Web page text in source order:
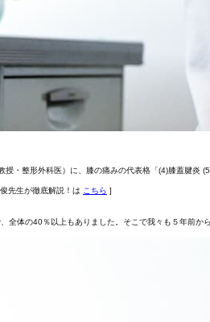
・整形外科医）に、膝の痛みの代表格「(4)膝蓋腱炎
先生が徹底解説！は こちら ]
体の40％以上もありました。そこで我々も５年前か